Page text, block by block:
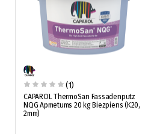
(1)
CAPAROL ThermoSan Fassadenputz
NQG Apmetums 20 kg Biezpiens (K20,
2mm)